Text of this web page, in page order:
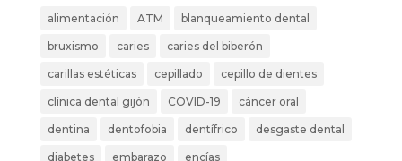
alimentación ATM blanqueamiento dental
bruxismo caries caries del biberón
carillas estéticas cepillado cepillo de dientes
clínica dental gijón COVID-19 cáncer oral
dentina dentofobia dentífrico desgaste dental
diabetes embarazo encías